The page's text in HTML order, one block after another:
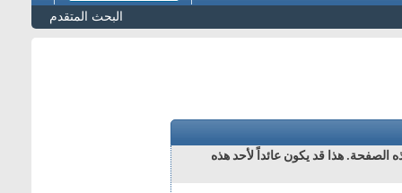
البحث المتقدم
الصفحة. هذا قد يكون عائداً لأحد هذه